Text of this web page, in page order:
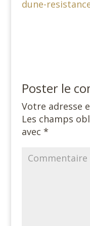
dune-
Poster le
Votre adresse
Les champs
avec *